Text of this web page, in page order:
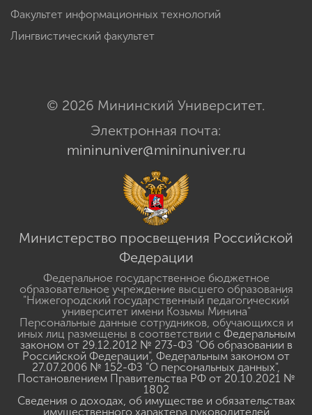
Факультет информационных технологий
Лингвистический факультет
© 2026 Мининский Университет.
Электронная почта:
mininuniver@mininuniver.ru
Министерство просвещения Российской
Федерации
Федеральное государственное бюджетное
образовательное учреждение высшего образования
"Нижегородский государственный педагогический
университет имени Козьмы Минина"
Персональные данные сотрудников, обучающихся и
иных лиц размещены в соответствии с Федеральным
законом от 29.12.2012 № 273-ФЗ "Об образовании в
Российской Федерации", Федеральным законом от
27.07.2006 № 152-ФЗ "О персональных данных",
Постановлением Правительства РФ от 20.10.2021 №
1802
Сведения о доходах, об имуществе и обязательствах
имущественного характера руководителей